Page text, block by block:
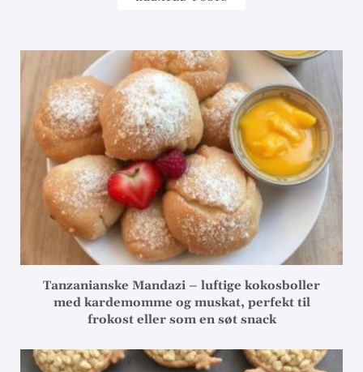
Tanzanianske Mandazi – luftige kokosboller
med kardemomme og muskat, perfekt til
frokost eller som en søt snack